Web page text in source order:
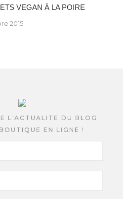
VEGAN À LA POIRE
2015
L'ACTUALITE DU BLOG
EN LIGNE !